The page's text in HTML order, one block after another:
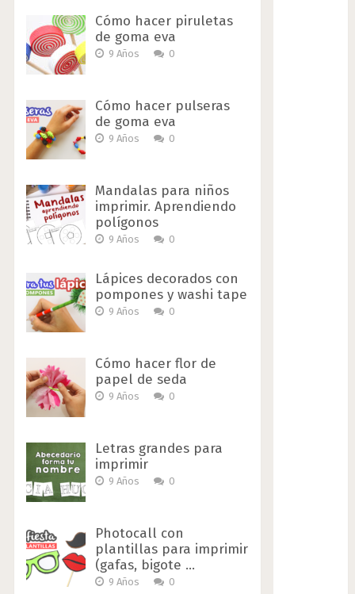
Cómo hacer piruletas
de goma eva
9 Años 0
Cómo hacer pulseras
de goma eva
9 Años 0
Mandalas para niños
imprimir. Aprendiendo
polígonos
9 Años 0
Lápices decorados con
pompones y washi tape
9 Años 0
Cómo hacer flor de
papel de seda
9 Años 0
Letras grandes para
imprimir
9 Años 0
Photocall con
plantillas para imprimir
(gafas, bigote …
9 Años 0